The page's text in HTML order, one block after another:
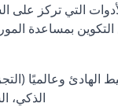
التي تركز على
بمساعدة
وعالميًا
الذكي،